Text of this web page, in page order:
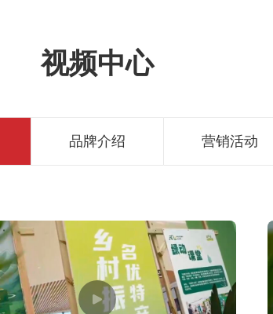
视频中心
品牌介绍 营销活动